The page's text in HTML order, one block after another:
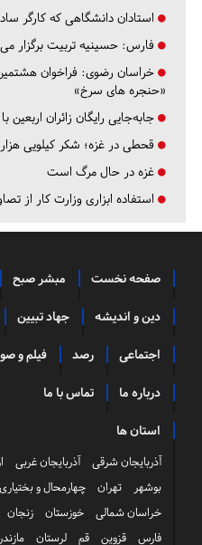
استادان دانشگاهی که کارگر
فارس: حسینیه تربیت برگزار
خراسان رضوی: فراخوان
«حنجره های سرخ»
جابه‌جایی رایگان زائران
قحطی در غزه؛ شکر کیلویی
غزه در حال مرگ است
استفاده ابزاری وزارت کار از
صفحه نخست مبشر صبح
دین و اندیشه جهاد تبیین
اجتماعی رصد فیلم و
درباره ما تماس با ما
استان ها
آذربایجان شرقی آذربایجان غربی
بوشهر
تهران چهارمحال و بختیاری
خراسان شمالی
خوزستان زنجان
فارس
قزوین قم لرستان